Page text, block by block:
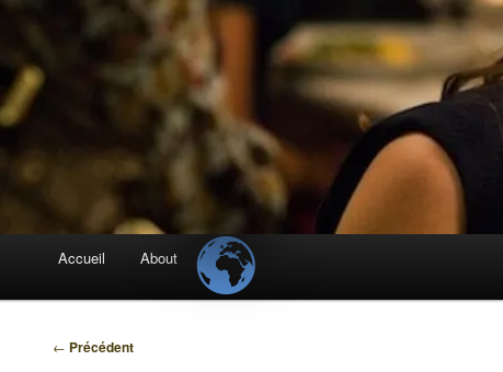
Accueil About
Navigation
← Précédent